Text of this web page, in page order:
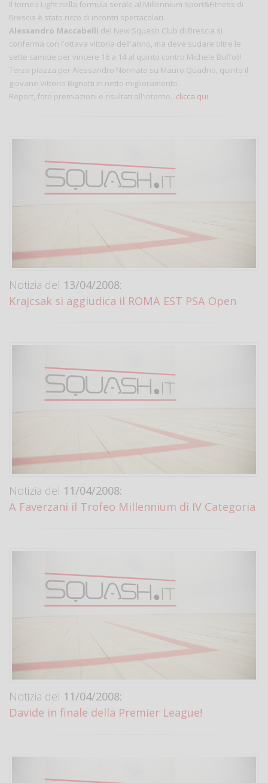
Il torneo Light nella formula serale al Millennium Sport&Fitness di
Brescia è stato ricco di incontri spettacolari.
Alessandro Maccabelli del New Squash Club di Brescia si
conferma con l'ottava vittoria dell'anno, ma deve sudare oltre le
sette camicie per vincere 16 a 14 al quinto contro Michele Buffoli!
Terza piazza per Alessandro Nonnato su Mauro Quadrio, quinto il
giovane Vittorio Bignotti in netto miglioramento.
Report, foto premiazioni e risultati all'interno.. clicca qui
Notizia del 13/04/2008:
Krajcsak si aggiudica il ROMA EST PSA Open
Notizia del 11/04/2008:
A Faverzani il Trofeo Millennium di IV Categoria
Notizia del 11/04/2008:
Davide in finale della Premier League!